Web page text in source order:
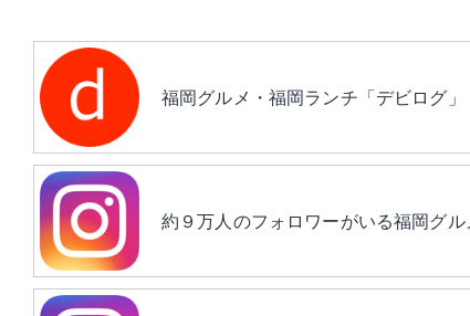
福岡グルメ・福岡ランチ「デビログ」
約９万人のフォロワーがいる福岡グ